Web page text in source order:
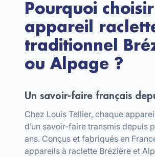
Pourquoi
appareil
traditionnel
ou Alpage ?
Un savoir-faire français
Chez Louis Tellier, chaque
d’un savoir-faire transmis depuis
ans. Conçus et fabriqués en
appareils à raclette Brézière et